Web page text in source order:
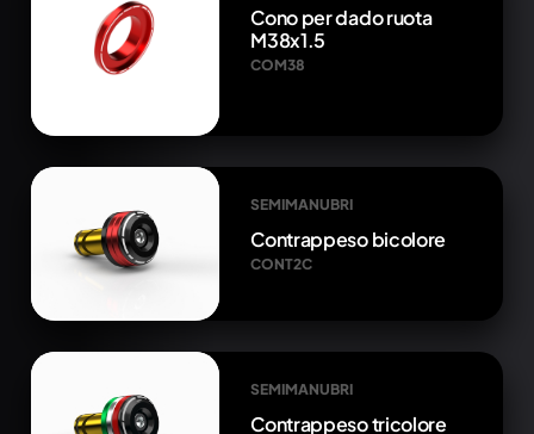
Cono per dado ruota
M38x1.5
COM38
SEMIMANUBRI
Contrappeso bicolore
CONT2C
SEMIMANUBRI
Contrappeso tricolore